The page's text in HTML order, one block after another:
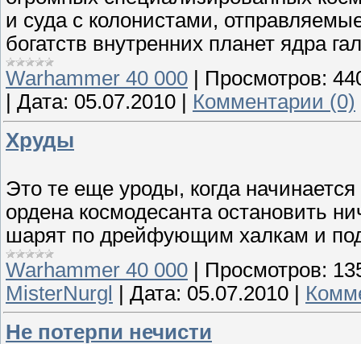
и суда с колонистами,
богатств внутренних планет ядра
Warhammer 40 000
Просмотров:
Дата: 05.07.2010
Комментарии (0)
Хруды
Это те еще уроды, когда
ордена космодесанта остановить
шарят по дрейфующим халкам и
Warhammer 40 000
Просмотров:
MisterNurgl
Дата: 05.07.2010
Не потерпи нечисти